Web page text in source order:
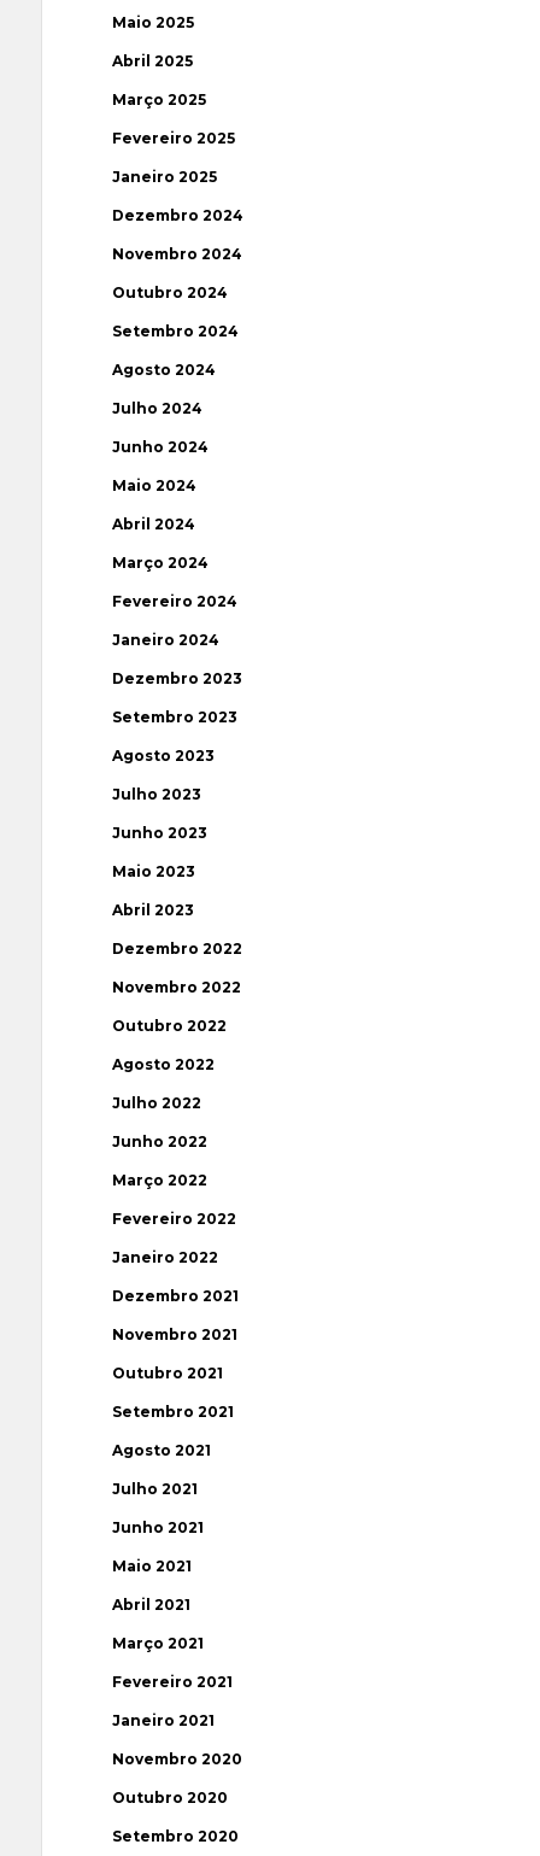
Maio 2025
Abril 2025
Março 2025
Fevereiro 2025
Janeiro 2025
Dezembro 2024
Novembro 2024
Outubro 2024
Setembro 2024
Agosto 2024
Julho 2024
Junho 2024
Maio 2024
Abril 2024
Março 2024
Fevereiro 2024
Janeiro 2024
Dezembro 2023
Setembro 2023
Agosto 2023
Julho 2023
Junho 2023
Maio 2023
Abril 2023
Dezembro 2022
Novembro 2022
Outubro 2022
Agosto 2022
Julho 2022
Junho 2022
Março 2022
Fevereiro 2022
Janeiro 2022
Dezembro 2021
Novembro 2021
Outubro 2021
Setembro 2021
Agosto 2021
Julho 2021
Junho 2021
Maio 2021
Abril 2021
Março 2021
Fevereiro 2021
Janeiro 2021
Novembro 2020
Outubro 2020
Setembro 2020